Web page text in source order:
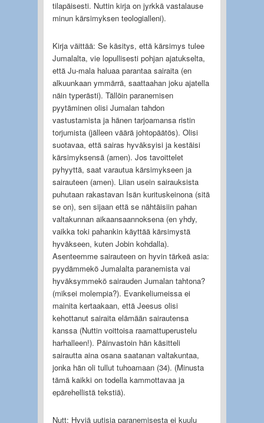
tilapäisesti. Nuttin kirja on jyrkkä vastalause
minun kärsimyksen teologialleni).
Kirja väittää: Se käsitys, että kärsimys tulee
Jumalalta, vie lopullisesti pohjan ajatukselta,
että Ju-mala haluaa parantaa sairaita (en
alkuunkaan ymmärrä, saattaahan joku ajatella
näin typerästi). Tällöin paranemisen
pyytäminen olisi Jumalan tahdon
vastustamista ja hänen tarjoamansa ristin
torjumista (jälleen väärä johtopäätös). Olisi
suotavaa, että sairas hyväksyisi ja kestäisi
kärsimyksensä (amen). Jos tavoittelet
pyhyyttä, saat varautua kärsimykseen ja
sairauteen (amen). Liian usein sairauksista
puhutaan rakastavan Isän kurituskeinona (sitä
se on), sen sijaan että se nähtäisiin pahan
valtakunnan aikaansaannoksena (en yhdy,
vaikka toki pahankin käyttää kärsimystä
hyväkseen, kuten Jobin kohdalla).
Asenteemme sairauteen on hyvin tärkeä asia:
pyydämmekö Jumalalta paranemista vai
hyväksymmekö sairauden Jumalan tahtona?
(miksei molempia?). Evankeliumeissa ei
mainita kertaakaan, että Jeesus olisi
kehottanut sairaita elämään sairautensa
kanssa (Nuttin voittoisa raamattuperustelu
harhalleen!). Päinvastoin hän käsitteli
sairautta aina osana saatanan valtakuntaa,
jonka hän oli tullut tuhoamaan (34). (Minusta
tämä kaikki on todella kammottavaa ja
epärehellistä tekstiä).
Nutt: Hyviä uutisia paranemisesta ei kuulu